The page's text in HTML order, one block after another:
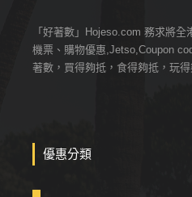
「好著數」Hojeso.com 務求將全
機票、購物優惠,Jetso,Coupon
著數，買得夠抵，食得夠抵，玩
優惠分類